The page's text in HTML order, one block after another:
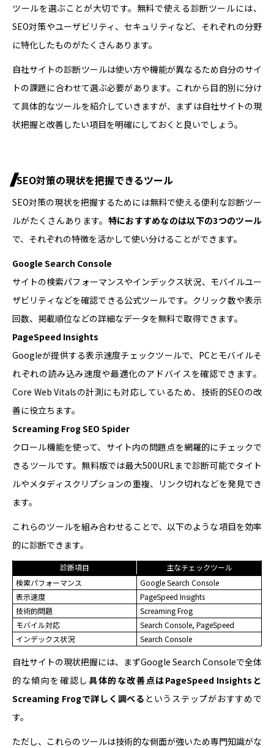
ツールを選ぶことが大切です。無料で使える診断ツールには、
SEO対策やユーザビリティ、セキュリティなど、それぞれの分野
に特化したものがたくさんあります。
自社サイトの診断ツールは使い方や機能が異なるため自分のサイ
トの課題に合わせて選ぶ必要があります。これから目的別に分け
て具体的なツールを紹介していきますが、まずは自社サイトの現
状把握と改善したい項目を明確にしておくと良いでしょう。
SEO対策の現状を把握できるツール
SEO対策の現状を把握するためには無料で使える便利な診断ツー
ルがたくさんあります。 特におすすめなのは以下の3つのツール
で、それぞれの特徴を活かして使い分けることができます。
Google Search Console
サイトの検索パフォーマンスやインデックス状況、モバイルユー
ザビリティなどを確認できる公式ツールです。クリック数や表示
回数、掲載順位などの詳細なデータを無料で取得できます。
PageSpeed Insights
Googleが提供する表示速度チェックツールで、PCとモバイルそ
れぞれの読み込み速度や最適化のアドバイスを確認できます。
Core Web Vitalsの計測にも対応しているため、技術的SEOの改
善に役立ちます。
Screaming Frog SEO Spider
クロール機能を使って、サイト内の問題点を網羅的にチェックで
きるツールです。無料版では最大500URLまで診断可能でタイト
ルやメタディスクリプションの重複、リンク切れなどを発見でき
ます。
これらのツールを組み合わせることで、以下のような項目を効率
的に診断できます。
診断項目
主なチェックツール
検索パフォーマンス
Google Search Console
表示速度
PageSpeed Insights
技術的問題
Screaming Frog
モバイル対応
Search Console, PageSpeed
インデックス状況
Search Console
自社サイトの現状把握には、まずGoogle Search Consoleで全体
的な傾向を確認し 具体的な改善点はPageSpeed Insightsと
Screaming Frogで詳しく調べる というステップがおすすめで
す。
ただし、これらのツールは技術的な側面が強いため専門知識がな